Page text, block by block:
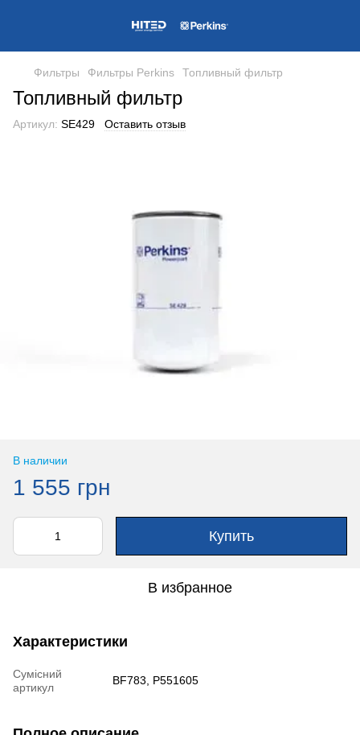
Фильтры Фильтры Perkins Топливный фильтр
Топливный фильтр
Артикул: SE429 Оставить отзыв
В наличии
1 555 грн
Купить
В избранное
Характеристики
Сумісний
артикул
BF783, P551605